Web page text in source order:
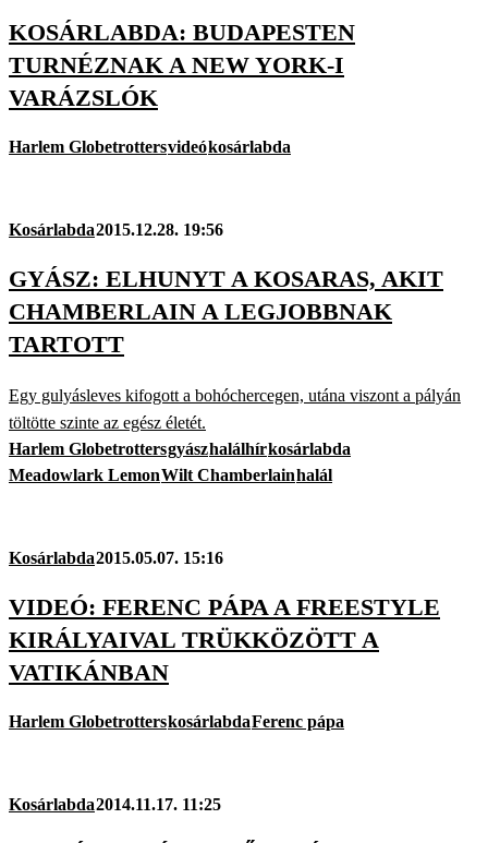
KOSÁRLABDA: BUDAPESTEN
TURNÉZNAK A NEW YORK-I
VARÁZSLÓK
Harlem Globetrottersvideókosárlabda
Kosárlabda2015.12.28. 19:56
GYÁSZ: ELHUNYT A KOSARAS, AKIT
CHAMBERLAIN A LEGJOBBNAK
TARTOTT
Egy gulyásleves kifogott a bohóchercegen, utána viszont a pályán
töltötte szinte az egész életét.
Harlem Globetrottersgyászhalálhírkosárlabda
Meadowlark LemonWilt Chamberlainhalál
Kosárlabda2015.05.07. 15:16
VIDEÓ: FERENC PÁPA A FREESTYLE
KIRÁLYAIVAL TRÜKKÖZÖTT A
VATIKÁNBAN
Harlem GlobetrotterskosárlabdaFerenc pápa
Kosárlabda2014.11.17. 11:25